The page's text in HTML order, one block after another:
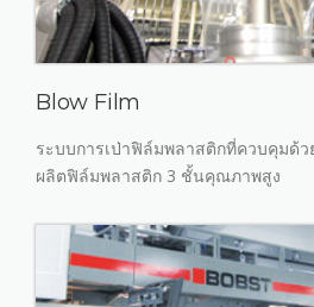
Blow Film
ระบบการเป่าฟิล์มพลาสติกที่ควบคุมด้ว
ผลิตฟิล์มพลาสติก 3 ชั้นคุณภาพสูง